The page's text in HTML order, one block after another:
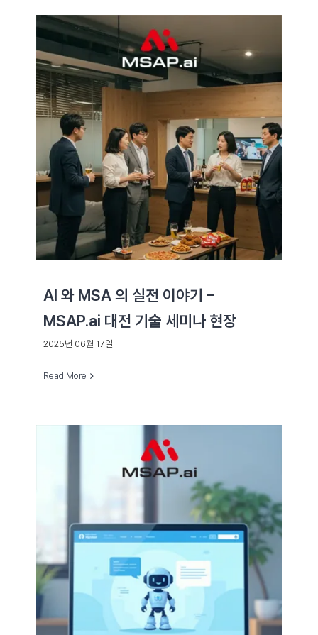
AI 와 MSA 의 실전 이야기 –
MSAP.ai 대전 기술 세미나 현장
2025년 06월 17일
Read More